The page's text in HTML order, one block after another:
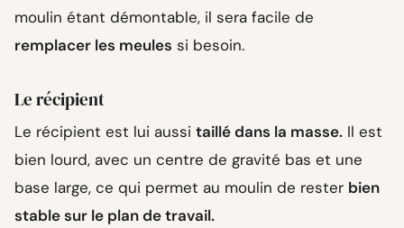
moulin étant démontable, il sera facile de
remplacer les meules si besoin.
Le récipient
Le récipient est lui aussi taillé dans la masse. Il est
bien lourd, avec un centre de gravité bas et une
base large, ce qui permet au moulin de rester bien
stable sur le plan de travail.